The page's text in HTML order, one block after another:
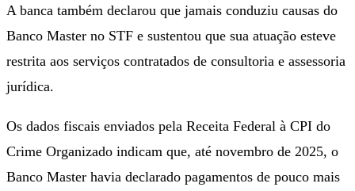
A banca também declarou que jamais conduziu causas do
Banco Master no STF e sustentou que sua atuação esteve
restrita aos serviços contratados de consultoria e assessoria
jurídica.
Os dados fiscais enviados pela Receita Federal à CPI do
Crime Organizado indicam que, até novembro de 2025, o
Banco Master havia declarado pagamentos de pouco mais